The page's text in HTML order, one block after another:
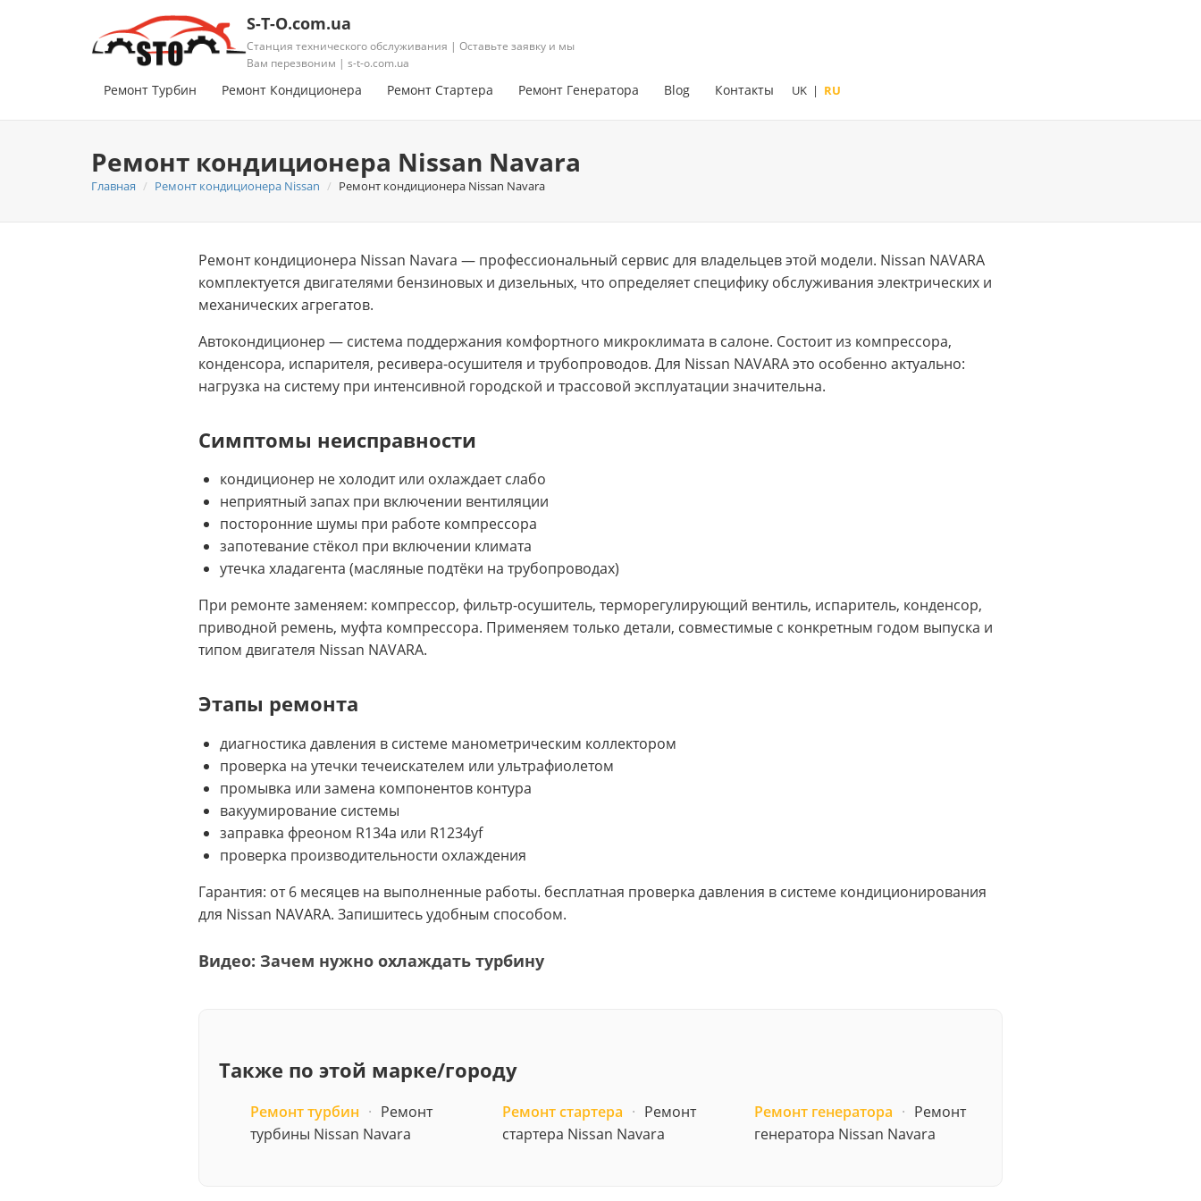
S-T-O.com.ua
Станция технического обслуживания | Оставьте заявку и мы
Вам перезвоним | s-t-o.com.ua
Ремонт Турбин Ремонт Кондиционера Ремонт Стартера Ремонт Генератора Blog Контакты UK | RU
Ремонт кондиционера Nissan Navara
Главная Ремонт кондиционера Nissan Ремонт кондиционера Nissan Navara
Ремонт кондиционера Nissan Navara — профессиональный сервис для владельцев этой модели. Nissan NAVARA
комплектуется двигателями бензиновых и дизельных, что определяет специфику обслуживания электрических и
механических агрегатов.
Автокондиционер — система поддержания комфортного микроклимата в салоне. Состоит из компрессора,
конденсора, испарителя, ресивера-осушителя и трубопроводов. Для Nissan NAVARA это особенно актуально:
нагрузка на систему при интенсивной городской и трассовой эксплуатации значительна.
Симптомы неисправности
кондиционер не холодит или охлаждает слабо
неприятный запах при включении вентиляции
посторонние шумы при работе компрессора
запотевание стёкол при включении климата
утечка хладагента (масляные подтёки на трубопроводах)
При ремонте заменяем: компрессор, фильтр-осушитель, терморегулирующий вентиль, испаритель, конденсор,
приводной ремень, муфта компрессора. Применяем только детали, совместимые с конкретным годом выпуска и
типом двигателя Nissan NAVARA.
Этапы ремонта
диагностика давления в системе манометрическим коллектором
проверка на утечки течеискателем или ультрафиолетом
промывка или замена компонентов контура
вакуумирование системы
заправка фреоном R134a или R1234yf
проверка производительности охлаждения
Гарантия: от 6 месяцев на выполненные работы. бесплатная проверка давления в системе кондиционирования
для Nissan NAVARA. Запишитесь удобным способом.
Видео: Зачем нужно охлаждать турбину
Также по этой марке/городу
Ремонт турбин · Ремонт
турбины Nissan Navara
Ремонт стартера · Ремонт
стартера Nissan Navara
Ремонт генератора · Ремонт
генератора Nissan Navara